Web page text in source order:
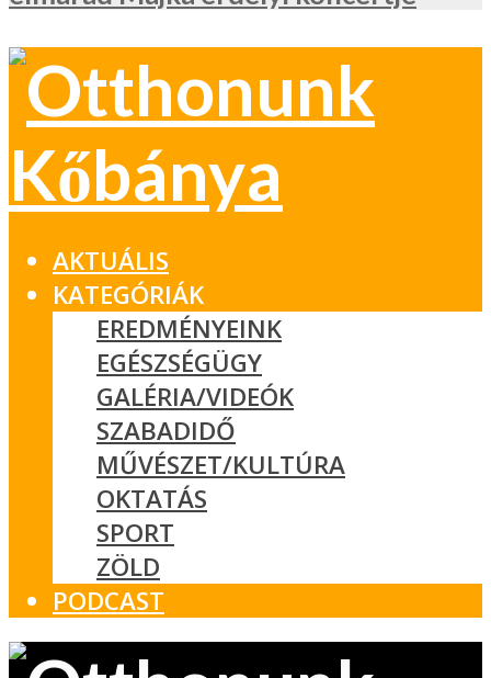
AKTUÁLIS
KATEGÓRIÁK
EREDMÉNYEINK
EGÉSZSÉGÜGY
GALÉRIA/VIDEÓK
SZABADIDŐ
MŰVÉSZET/KULTÚRA
OKTATÁS
SPORT
ZÖLD
PODCAST